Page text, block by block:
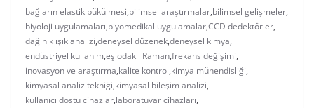
bağların elastik bükülmesi,bilimsel araştırmalar,bilimsel gelişmeler,
biyoloji uygulamaları,biyomedikal uygulamalar,CCD dedektörler,
dağınık ışık analizi,deneysel düzenek,deneysel kimya,
endüstriyel kullanım,eş odaklı Raman,frekans değişimi,
inovasyon ve araştırma,kalite kontrol,kimya mühendisliği,
kimyasal analiz tekniği,kimyasal bileşim analizi,
kullanıcı dostu cihazlar,laboratuvar cihazları,